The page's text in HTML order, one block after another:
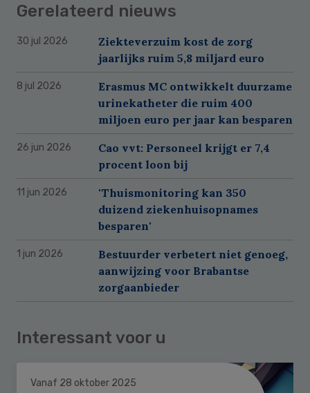
Gerelateerd nieuws
30 jul 2026
Ziekteverzuim kost de zorg
jaarlijks ruim 5,8 miljard euro
8 jul 2026
Erasmus MC ontwikkelt duurzame
urinekatheter die ruim 400
miljoen euro per jaar kan besparen
26 jun 2026
Cao vvt: Personeel krijgt er 7,4
procent loon bij
11 jun 2026
'Thuismonitoring kan 350
duizend ziekenhuisopnames
besparen'
1 jun 2026
Bestuurder verbetert niet genoeg,
aanwijzing voor Brabantse
zorgaanbieder
Interessant voor u
Vanaf 28 oktober 2025